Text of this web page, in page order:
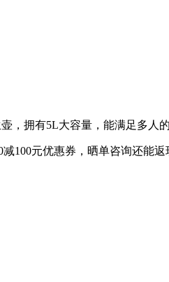
，拥有5L大容量，能满足多
100元优惠券，晒单咨询还能